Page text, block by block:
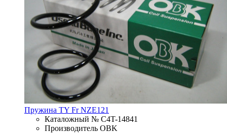
Пружина TY Fr NZE121
Каталожный № C4T-14841
Производитель OBK